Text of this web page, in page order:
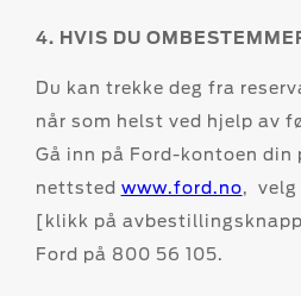
4. HVIS DU
Du kan trekke deg fra
når som helst ved hjelp av
Gå inn på Ford-kontoen din
nettsted www.ford.no, velg
[klikk på
Ford på 800 56 105.